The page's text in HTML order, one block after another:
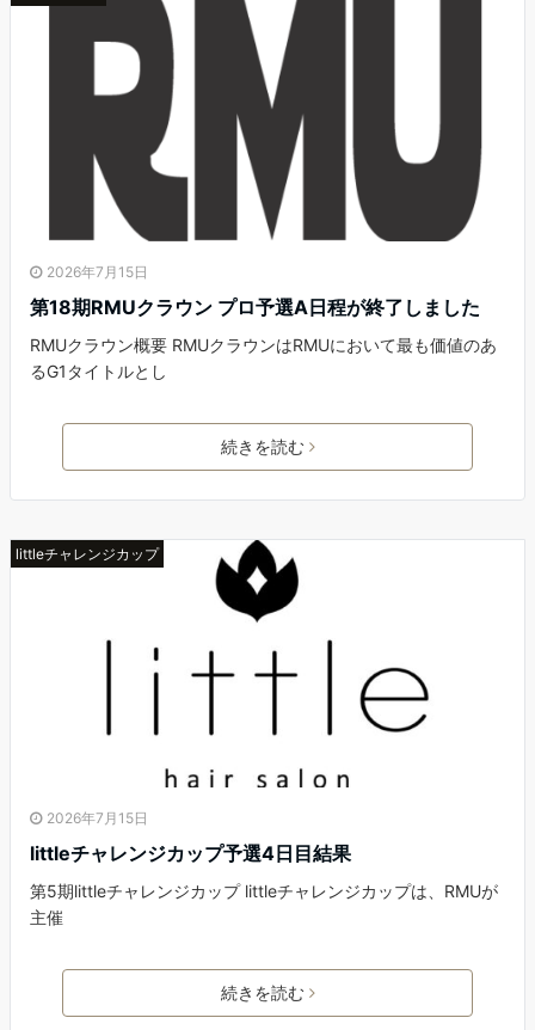
2026年7月15日
第18期RMUクラウン プロ予選A日程が終了しました
RMUクラウン概要 RMUクラウンはRMUにおいて最も価値のあ
るG1タイトルとし
続きを読む
littleチャレンジカップ
2026年7月15日
littleチャレンジカップ予選4日目結果
第5期littleチャレンジカップ littleチャレンジカップは、RMUが
主催
続きを読む